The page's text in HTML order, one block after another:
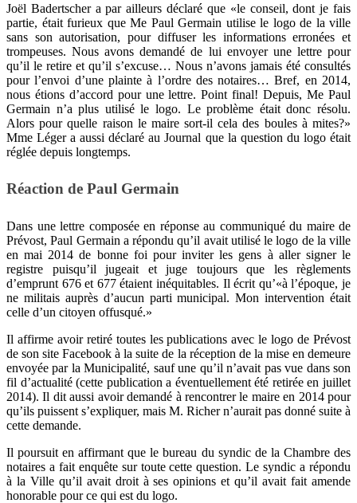
Joël Badertscher a par ailleurs déclaré que «le conseil, dont je fais
partie, était furieux que Me Paul Germain utilise le logo de la ville
sans son autorisation, pour diffuser les informations erronées et
trompeuses. Nous avons demandé de lui envoyer une lettre pour
qu’il le retire et qu’il s’excuse… Nous n’avons jamais été consultés
pour l’envoi d’une plainte à l’ordre des notaires… Bref, en 2014,
nous étions d’accord pour une lettre. Point final! Depuis, Me Paul
Germain n’a plus utilisé le logo. Le problème était donc résolu.
Alors pour quelle raison le maire sort-il cela des boules à mites?»
Mme Léger a aussi déclaré au Journal que la question du logo était
réglée depuis longtemps.
Réaction de Paul Germain
Dans une lettre composée en réponse au communiqué du maire de
Prévost, Paul Germain a répondu qu’il avait utilisé le logo de la ville
en mai 2014 de bonne foi pour inviter les gens à aller signer le
registre puisqu’il jugeait et juge toujours que les règlements
d’emprunt 676 et 677 étaient inéquitables. Il écrit qu’«à l’époque, je
ne militais auprès d’aucun parti municipal. Mon intervention était
celle d’un citoyen offusqué.»
Il affirme avoir retiré toutes les publications avec le logo de Prévost
de son site Facebook à la suite de la réception de la mise en demeure
envoyée par la Municipalité, sauf une qu’il n’avait pas vue dans son
fil d’actualité (cette publication a éventuellement été retirée en juillet
2014). Il dit aussi avoir demandé à rencontrer le maire en 2014 pour
qu’ils puissent s’expliquer, mais M. Richer n’aurait pas donné suite à
cette demande.
Il poursuit en affirmant que le bureau du syndic de la Chambre des
notaires a fait enquête sur toute cette question. Le syndic a répondu
à la Ville qu’il avait droit à ses opinions et qu’il avait fait amende
honorable pour ce qui est du logo.